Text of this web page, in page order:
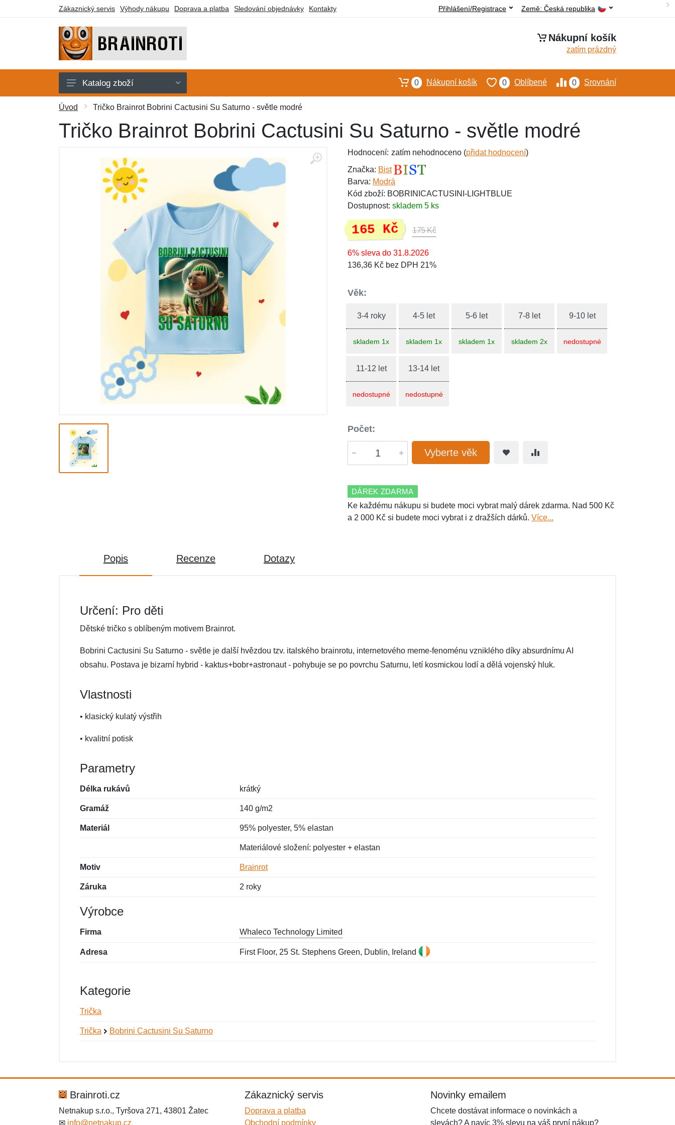
Zákaznický servis Výhody nákupu Doprava a platba Sledování objednávky Kontakty Země: Česká republika
Přihlášení/Registrace
Nákupní košík
zatím prázdný
Karty
Klíčenky
Stavebnice
Katalog zboží 0 Srovnání
0 Oblíbené
0 Nákupní košík
Úvod Tričko Brainrot Bobrini Cactusini Su Saturno - světle modré
Tričko Brainrot Bobrini Cactusini Su Saturno - světle modré
Hodnocení: zatím nehodnoceno (přidat hodnocení)
Značka: Bist
Barva: Modrá
Kód zboží: BOBRINICACTUSINI-LIGHTBLUE
Dostupnost: skladem 5 ks
165 Kč 175 Kč
6% sleva do 31.8.2026
136,36 Kč bez DPH 21%
Věk:
3-4 roky
skladem 1x
4-5 let
skladem 1x
5-6 let
skladem 1x
7-8 let
skladem 2x
9-10 let
nedostupné
11-12 let
nedostupné
13-14 let
nedostupné
Počet:
Vyberte věk
DÁREK ZDARMA
Ke každému nákupu si budete moci vybrat malý dárek zdarma. Nad 500 Kč
a 2 000 Kč si budete moci vybrat i z dražších dárků. Více...
Popis Recenze Dotazy
Určení: Pro děti
Dětské tričko s oblíbeným motivem Brainrot.
Bobrini Cactusini Su Saturno - světle je další hvězdou tzv. italského brainrotu, internetového meme-fenoménu vzniklého díky absurdnímu AI
obsahu. Postava je bizarní hybrid - kaktus+bobr+astronaut - pohybuje se po povrchu Saturnu, letí kosmickou lodí a dělá vojenský hluk.
Vlastnosti
• klasický kulatý výstřih
• kvalitní potisk
Parametry
Délka rukávů krátký
Gramáž 140 g/m2
Materiál 95% polyester, 5% elastan
Materiálové složení: polyester + elastan
Motiv Brainrot
Záruka 2 roky
Výrobce
Firma Whaleco Technology Limited
Adresa First Floor, 25 St. Stephens Green, Dublin, Ireland
Kategorie
Trička
Trička Bobrini Cactusini Su Saturno
Brainroti.cz
Netnakup s.r.o., Tyršova 271, 43801 Žatec
✉ info@netnakup.cz
Zákaznický servis
Doprava a platba
Obchodní podmínky
Novinky emailem
Chcete dostávat informace o novinkách a
slevách? A navíc 3% slevu na váš první nákup?